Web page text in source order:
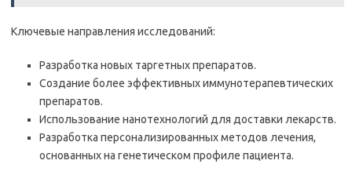
Ключевые направления исследований:
Разработка новых таргетных препаратов.
Создание более эффективных иммунотерапевтических
препаратов.
Использование нанотехнологий для доставки лекарств.
Разработка персонализированных методов лечения,
основанных на генетическом профиле пациента.